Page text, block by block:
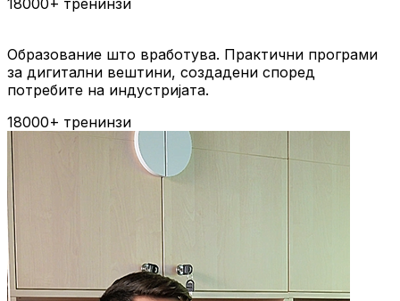
Образование што вработува. Практични програми
за дигитални вештини, создадени според
потребите на индустријата.
18000+ тренинзи